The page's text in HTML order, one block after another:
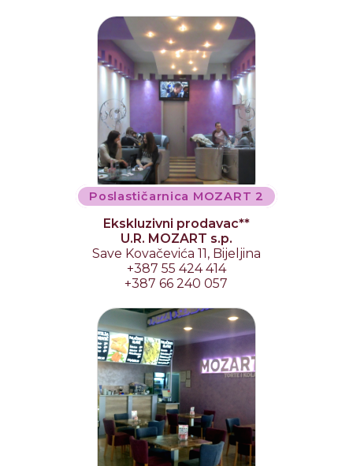
Poslastičarnica MOZART 2
Ekskluzivni prodavac**
U.R. MOZART s.p.
Save Kovačevića 11, Bijeljina
+387 55 424 414
+387 66 240 057